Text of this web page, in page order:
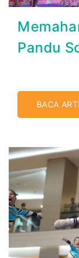
Pandu
BACA